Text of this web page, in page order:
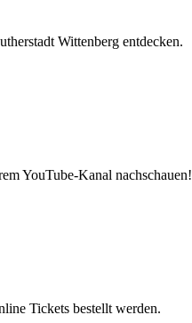
Wittenberg entdecken.
YouTube-Kanal nachschauen!
Tickets bestellt werden.